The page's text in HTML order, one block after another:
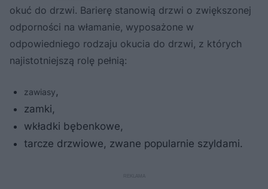
okuć do drzwi. Barierę stanowią drzwi o zwiększonej
odporności na włamanie, wyposażone w
odpowiedniego rodzaju okucia do drzwi, z których
najistotniejszą rolę pełnią:
zawiasy,
zamki,
wkładki bębenkowe,
tarcze drzwiowe, zwane popularnie szyldami.